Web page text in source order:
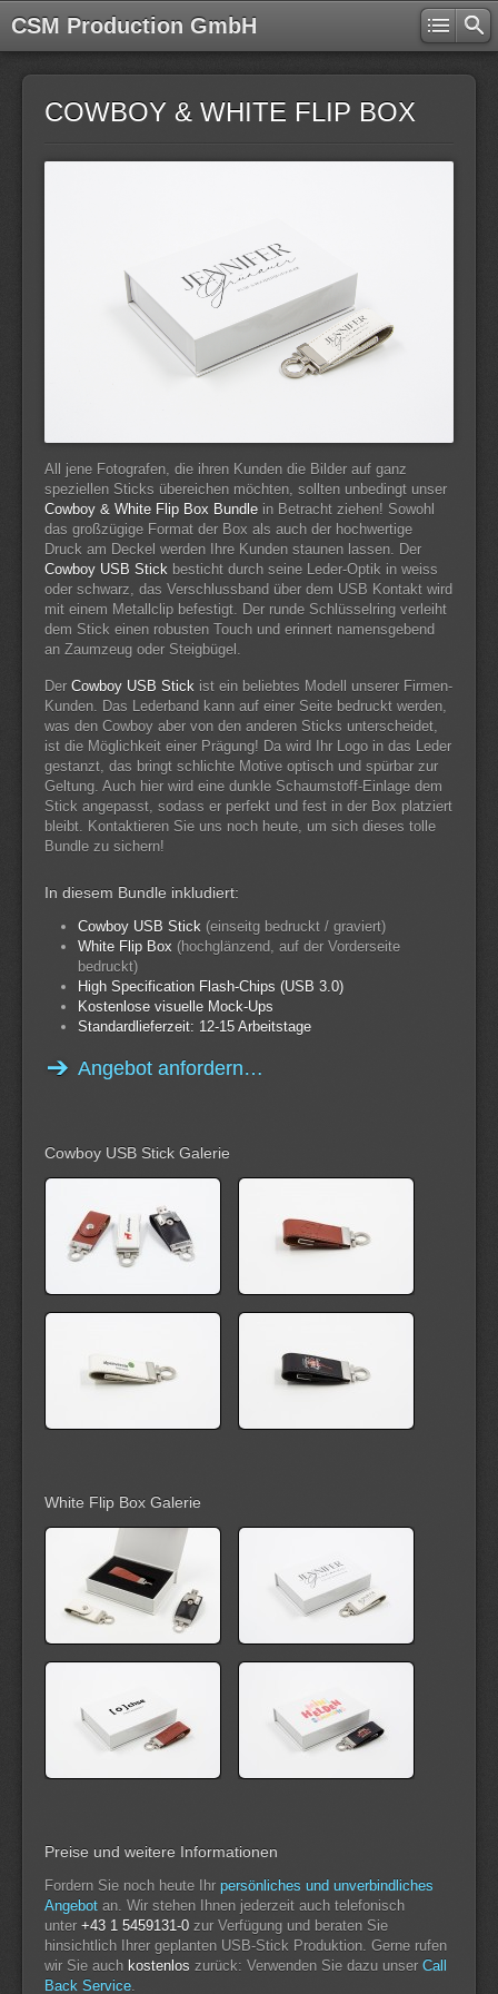
CSM Production GmbH
COWBOY & WHITE FLIP BOX
All jene Fotografen, die ihren Kunden die Bilder auf ganz
speziellen Sticks übereichen möchten, sollten unbedingt unser
Cowboy & White Flip Box Bundle in Betracht ziehen! Sowohl
das großzügige Format der Box als auch der hochwertige
Druck am Deckel werden Ihre Kunden staunen lassen. Der
Cowboy USB Stick besticht durch seine Leder-Optik in weiss
oder schwarz, das Verschlussband über dem USB Kontakt wird
mit einem Metallclip befestigt. Der runde Schlüsselring verleiht
dem Stick einen robusten Touch und erinnert namensgebend
an Zaumzeug oder Steigbügel.
Der Cowboy USB Stick ist ein beliebtes Modell unserer Firmen-
Kunden. Das Lederband kann auf einer Seite bedruckt werden,
was den Cowboy aber von den anderen Sticks unterscheidet,
ist die Möglichkeit einer Prägung! Da wird Ihr Logo in das Leder
gestanzt, das bringt schlichte Motive optisch und spürbar zur
Geltung. Auch hier wird eine dunkle Schaumstoff-Einlage dem
Stick angepasst, sodass er perfekt und fest in der Box platziert
bleibt. Kontaktieren Sie uns noch heute, um sich dieses tolle
Bundle zu sichern!
In diesem Bundle inkludiert:
Cowboy USB Stick (einseitg bedruckt / graviert)
White Flip Box (hochglänzend, auf der Vorderseite
bedruckt)
High Specification Flash-Chips (USB 3.0)
Kostenlose visuelle Mock-Ups
Standardlieferzeit: 12-15 Arbeitstage
Angebot anfordern…
Cowboy USB Stick Galerie
White Flip Box Galerie
Preise und weitere Informationen
Fordern Sie noch heute Ihr persönliches und unverbindliches
Angebot an. Wir stehen Ihnen jederzeit auch telefonisch
unter +43 1 5459131-0 zur Verfügung und beraten Sie
hinsichtlich Ihrer geplanten USB-Stick Produktion. Gerne rufen
wir Sie auch kostenlos zurück: Verwenden Sie dazu unser Call
Back Service